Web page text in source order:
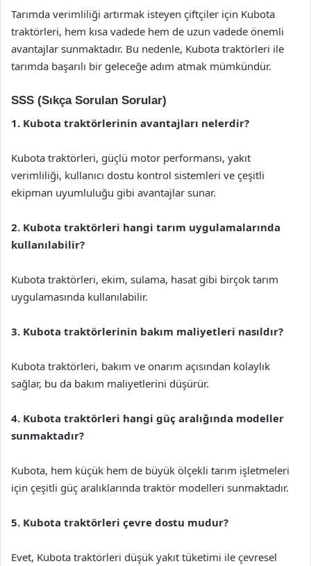
Tarımda verimliliği artırmak isteyen çiftçiler için Kubota
traktörleri, hem kısa vadede hem de uzun vadede önemli
avantajlar sunmaktadır. Bu nedenle, Kubota traktörleri ile
tarımda başarılı bir geleceğe adım atmak mümkündür.
SSS (Sıkça Sorulan Sorular)
1. Kubota traktörlerinin avantajları nelerdir?
Kubota traktörleri, güçlü motor performansı, yakıt
verimliliği, kullanıcı dostu kontrol sistemleri ve çeşitli
ekipman uyumluluğu gibi avantajlar sunar.
2. Kubota traktörleri hangi tarım uygulamalarında
kullanılabilir?
Kubota traktörleri, ekim, sulama, hasat gibi birçok tarım
uygulamasında kullanılabilir.
3. Kubota traktörlerinin bakım maliyetleri nasıldır?
Kubota traktörleri, bakım ve onarım açısından kolaylık
sağlar, bu da bakım maliyetlerini düşürür.
4. Kubota traktörleri hangi güç aralığında modeller
sunmaktadır?
Kubota, hem küçük hem de büyük ölçekli tarım işletmeleri
için çeşitli güç aralıklarında traktör modelleri sunmaktadır.
5. Kubota traktörleri çevre dostu mudur?
Evet, Kubota traktörleri düşük yakıt tüketimi ile çevresel